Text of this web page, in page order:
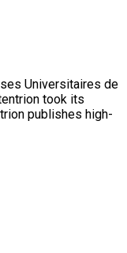
Universitaires de
took its
publishes high-